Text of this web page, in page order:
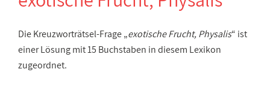
Die Kreuzworträtsel-Frage „exotische Frucht, Physalis“ ist
einer Lösung mit 15 Buchstaben in diesem Lexikon
zugeordnet.